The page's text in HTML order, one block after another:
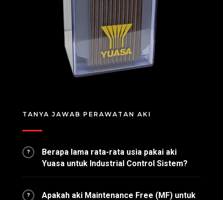
TANYA JAWAB PERAWATAN AKI
?
Berapa lama rata-rata usia pakai aki
Yuasa untuk Industrial Control Sistem?
?
Apakah aki Maintenance Free (MF) untuk